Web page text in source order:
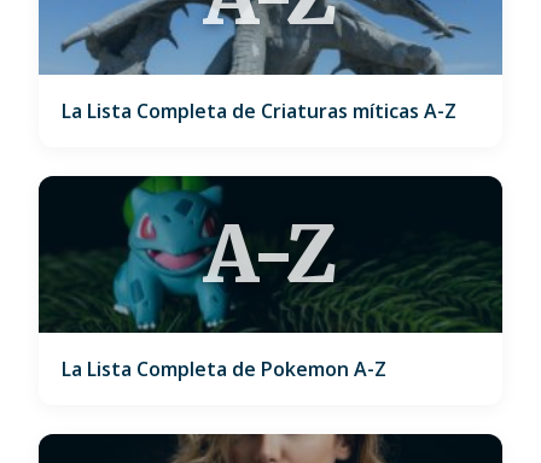
La Lista Completa de Criaturas míticas A-Z
A-Z
La Lista Completa de Pokemon A-Z